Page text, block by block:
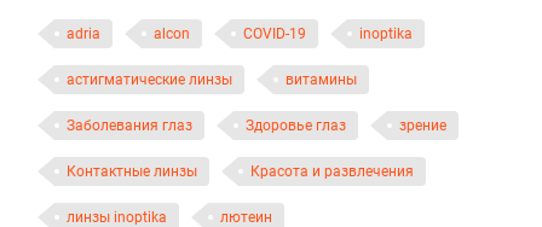
adria alcon COVID-19 inoptika
астигматические линзы витамины
Заболевания глаз Здоровье глаз зрение
Контактные линзы Красота и развлечения
линзы inoptika лютеин